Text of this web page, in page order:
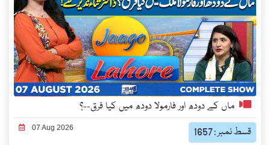
ماں کے دودھ اور فارمولا دودھ میں کیا فرق--؟
07 Aug 2026 قسط نمبر : 1657